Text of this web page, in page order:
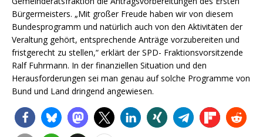
Bürgermeisters. „Mit großer Freude haben wir von diesem
Bundesprogramm und natürlich auch von den Aktivitäten der
Veraltung gehört, entsprechende Anträge vorzubereiten und
fristgerecht zu stellen,“ erklärt der SPD- Fraktionsvorsitzende
Ralf Fuhrmann. In der finanziellen Situation und den
Herausforderungen sei man genau auf solche Programme von
Bund und Land dringend angewiesen.